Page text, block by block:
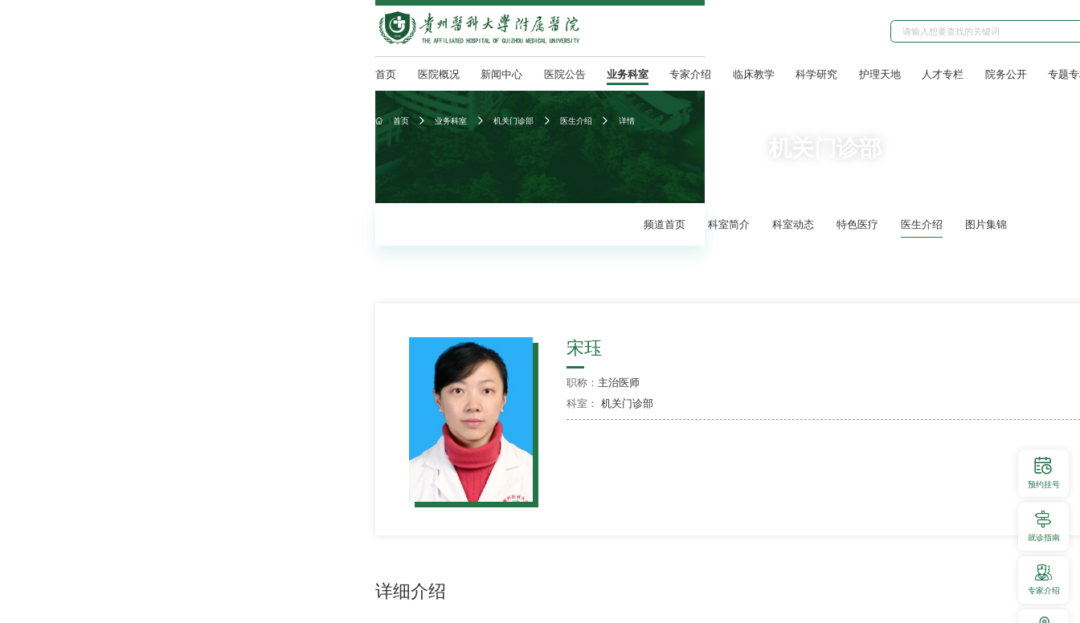
首页 医院概况 新闻中心 医院公告 业务科室 专家介绍 临床教学 科学研究 护理天地 人才专栏 院务公开 专题
 首页  业务科室  机关门诊部  医生介绍  详情
机关门诊部
频道首页 科室简介 科室动态 特色医疗 医生介绍 图片集锦
宋珏
职称： 主治医师
科室： 机关门诊部
详细介绍
预约挂号
就诊指南
专家介绍